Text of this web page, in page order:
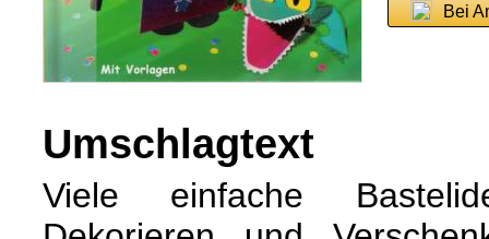
Bei
Umschlagtext
Viele einfache